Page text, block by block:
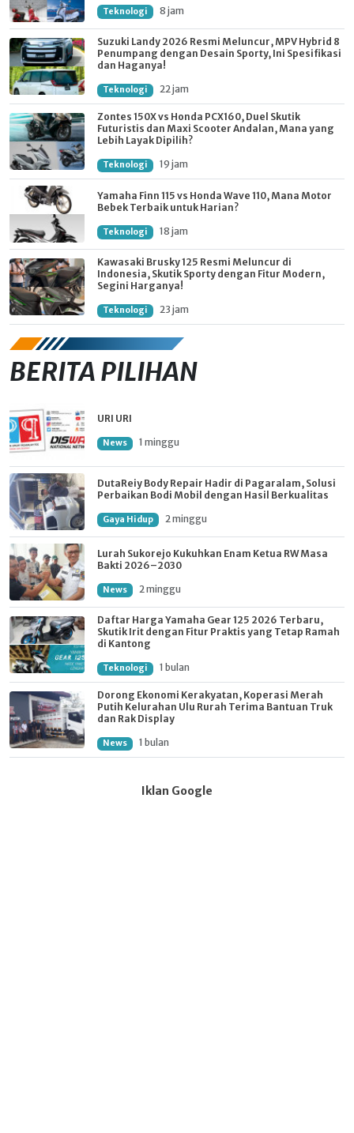
Teknologi 8 jam
Suzuki Landy 2026 Resmi Meluncur, MPV Hybrid 8
Penumpang dengan Desain Sporty, Ini Spesifikasi
dan Haganya!
Teknologi 22 jam
Zontes 150X vs Honda PCX160, Duel Skutik
Futuristis dan Maxi Scooter Andalan, Mana yang
Lebih Layak Dipilih?
Teknologi 19 jam
Yamaha Finn 115 vs Honda Wave 110, Mana Motor
Bebek Terbaik untuk Harian?
Teknologi 18 jam
Kawasaki Brusky 125 Resmi Meluncur di
Indonesia, Skutik Sporty dengan Fitur Modern,
Segini Harganya!
Teknologi 23 jam
BERITA PILIHAN
URI URI
News 1 minggu
DutaReiy Body Repair Hadir di Pagaralam, Solusi
Perbaikan Bodi Mobil dengan Hasil Berkualitas
Gaya Hidup 2 minggu
Lurah Sukorejo Kukuhkan Enam Ketua RW Masa
Bakti 2026–2030
News 2 minggu
Daftar Harga Yamaha Gear 125 2026 Terbaru,
Skutik Irit dengan Fitur Praktis yang Tetap Ramah
di Kantong
Teknologi 1 bulan
Dorong Ekonomi Kerakyatan, Koperasi Merah
Putih Kelurahan Ulu Rurah Terima Bantuan Truk
dan Rak Display
News 1 bulan
Iklan Google